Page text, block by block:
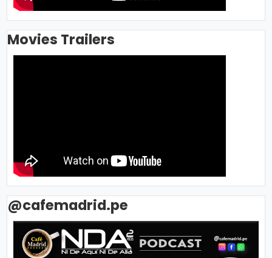
Movies Trailers
@cafemadrid.pe